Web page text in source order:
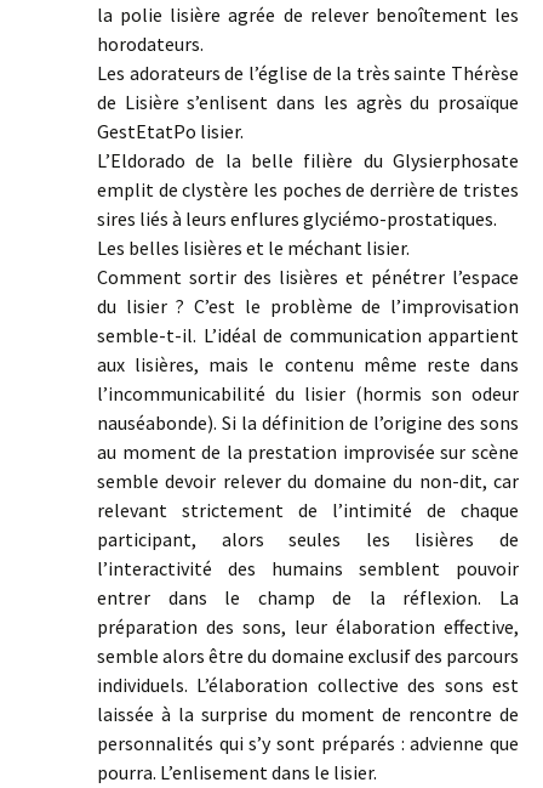
la polie lisière agrée de relever benoîtement les
horodateurs.
Les adorateurs de l’église de la très sainte Thérèse
de Lisière s’enlisent dans les agrès du prosaïque
GestEtatPo lisier.
L’Eldorado de la belle filière du Glysierphosate
emplit de clystère les poches de derrière de tristes
sires liés à leurs enflures glyciémo-prostatiques.
Les belles lisières et le méchant lisier.
Comment sortir des lisières et pénétrer l’espace
du lisier ? C’est le problème de l’improvisation
semble-t-il. L’idéal de communication appartient
aux lisières, mais le contenu même reste dans
l’incommunicabilité du lisier (hormis son odeur
nauséabonde). Si la définition de l’origine des sons
au moment de la prestation improvisée sur scène
semble devoir relever du domaine du non-dit, car
relevant strictement de l’intimité de chaque
participant, alors seules les lisières de
l’interactivité des humains semblent pouvoir
entrer dans le champ de la réflexion. La
préparation des sons, leur élaboration effective,
semble alors être du domaine exclusif des parcours
individuels. L’élaboration collective des sons est
laissée à la surprise du moment de rencontre de
personnalités qui s’y sont préparés : advienne que
pourra. L’enlisement dans le lisier.